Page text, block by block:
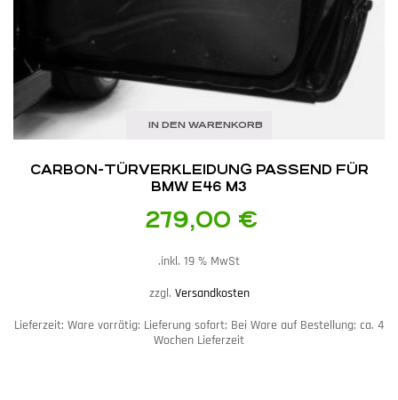
IN DEN WARENKORB
CARBON-TÜRVERKLEIDUNG PASSEND FÜR
BMW E46 M3
279,00 €
inkl. 19 % MwSt.
zzgl. Versandkosten
Lieferzeit: Ware vorrätig: Lieferung sofort; Bei Ware auf Bestellung; ca. 4
Wochen Lieferzeit